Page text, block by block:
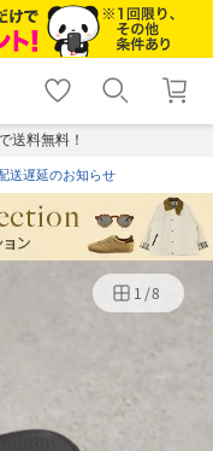
shopping_cart lock_outline
ログイン
送料無料！
送遅延のお知らせ
1 /8